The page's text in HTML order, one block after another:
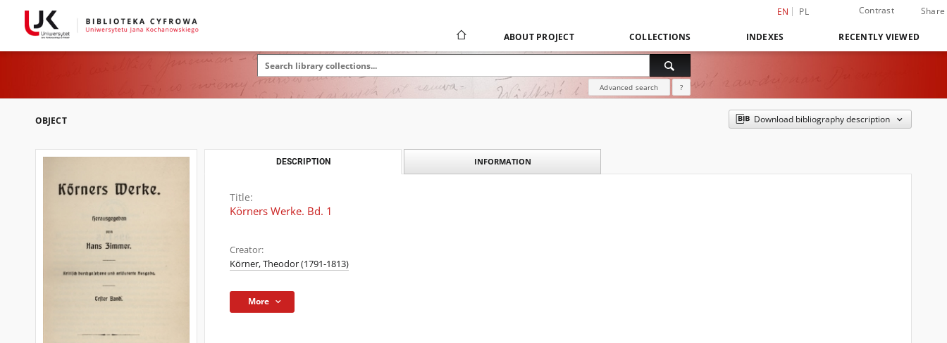
EN PL Contrast Share
ABOUT PROJECT COLLECTIONS INDEXES RECENTLY VIEWED
Advanced search ?
OBJECT Download bibliography description
DESCRIPTION INFORMATION
Title:
Körners Werke. Bd. 1
Creator:
Körner, Theodor (1791-1813)
More